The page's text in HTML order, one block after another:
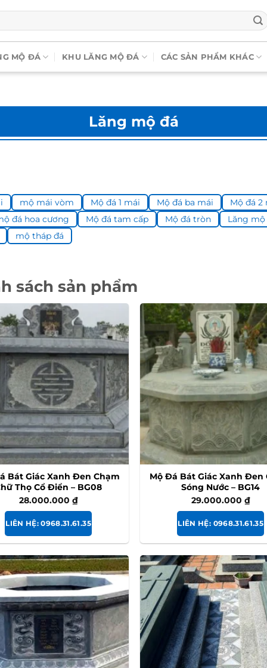
MỘ ĐÁ KHU LĂNG MỘ ĐÁ CÁC SẢN PHẨM KHÁC
Lăng mộ đá
mộ mái vòm Mộ đá 1 mái Mộ đá ba mái Mộ đá 2
đá hoa cương
Mộ đá tam cấp Mộ đá tròn Lăng mộ
mộ tháp đá
sách sản phẩm
Bát Giác Xanh Đen Chạm
Thọ Cổ Điển – BG08
28.000.000 ₫
LIÊN HỆ: 0968.31.61.35
Mộ Đá Bát Giác Xanh Đen
Sóng Nước – BG14
29.000.000 ₫
LIÊN HỆ: 0968.31.61.35